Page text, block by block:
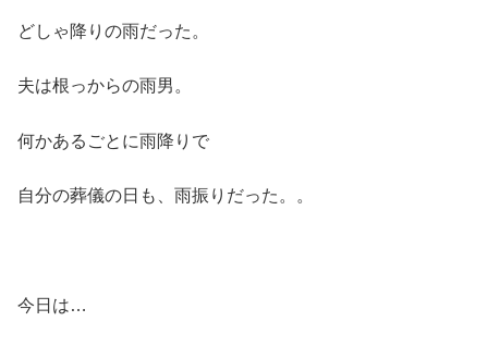
どしゃ降りの雨だった。
夫は根っからの雨男。
何かあるごとに雨降りで
自分の葬儀の日も、雨振りだった。。
今日は…